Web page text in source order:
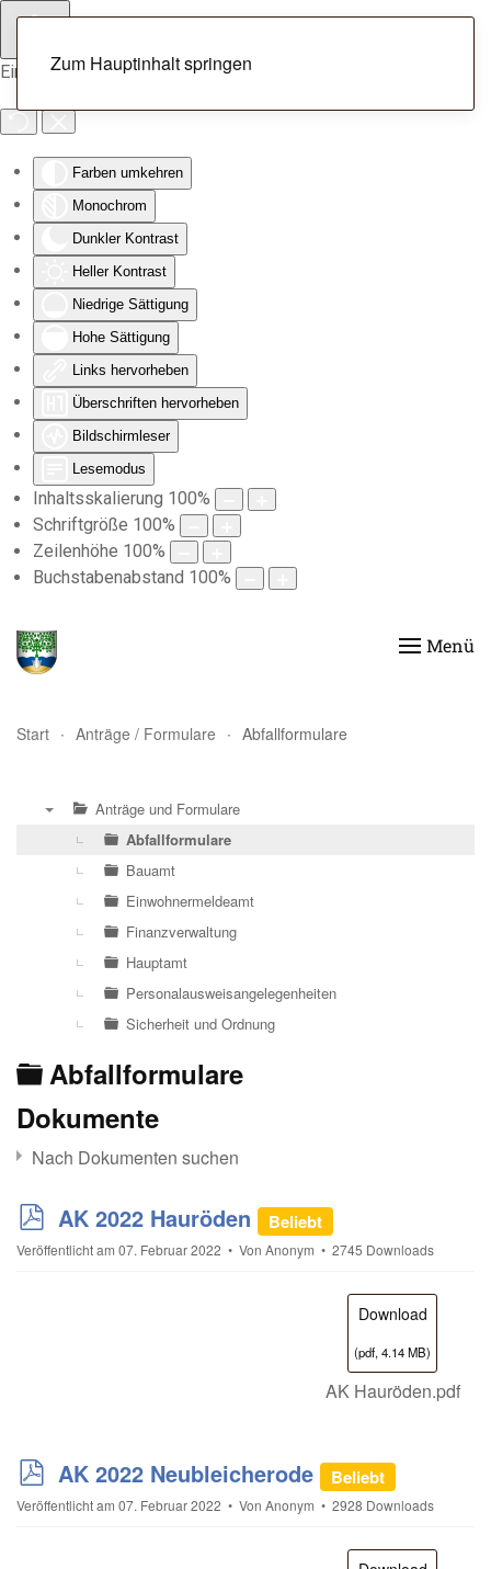
Eingabehilfen öffnen
Farben umkehren
Monochrom
Dunkler Kontrast
Heller Kontrast
Niedrige Sättigung
Hohe Sättigung
Links hervorheben
Überschriften hervorheben
Bildschirmleser
Lesemodus
Inhaltsskalierung 100%
Schriftgröße 100%
Zeilenhöhe 100%
Buchstabenabstand 100%
Zum Hauptinhalt springen
Menü
Start Anträge / Formulare Abfallformulare
Anträge und Formulare
Abfallformulare
Bauamt
Einwohnermeldeamt
Finanzverwaltung
Hauptamt
Personalausweisangelegenheiten
Sicherheit und Ordnung
Ordner
Abfallformulare
Dokumente
Nach Dokumenten suchen
p
d
AK 2022 Hauröden Beliebt
Veröffentlicht am 07. Februar 2022 Von Anonym 2745 Downloads
Download
(pdf,4.14 MB)
AK Hauröden.pdf
p
d
AK 2022 Neubleicherode Beliebt
Veröffentlicht am 07. Februar 2022 Von Anonym 2928 Downloads